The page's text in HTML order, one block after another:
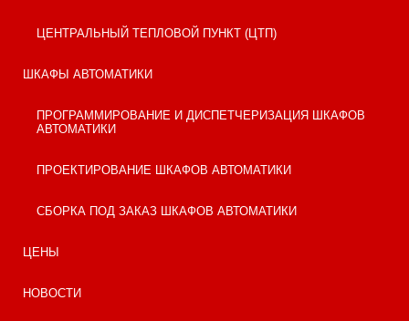
ЦЕНТРАЛЬНЫЙ ТЕПЛОВОЙ ПУНКТ (ЦТП)
ШКАФЫ АВТОМАТИКИ
ПРОГРАММИРОВАНИЕ И ДИСПЕТЧЕРИЗАЦИЯ ШКАФОВ
АВТОМАТИКИ
ПРОЕКТИРОВАНИЕ ШКАФОВ АВТОМАТИКИ
СБОРКА ПОД ЗАКАЗ ШКАФОВ АВТОМАТИКИ
ЦЕНЫ
НОВОСТИ